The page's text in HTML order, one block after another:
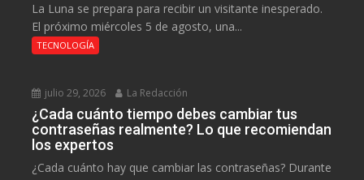
La Luna se prepara para recibir un visitante inesperado.
El próximo miércoles 5 de agosto, una...
TECNOLOGÍA
julio 29, 2026 La Redacción
¿Cada cuánto tiempo debes cambiar tus
contraseñas realmente? Lo que recomiendan
los expertos
¿Cada cuánto hay que cambiar las contraseñas? Durante